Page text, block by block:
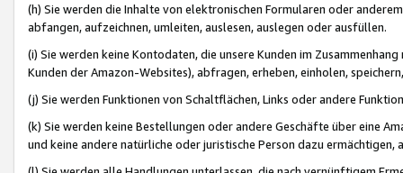
(h) Sie werden die Inhalte von elektronischen Formularen oder
abfangen, aufzeichnen, umleiten, auslesen, auslegen oder ausfüllen.
(i) Sie werden keine Kontodaten, die unsere Kunden im
Kunden der Amazon-Websites), abfragen, erheben, einholen,
(j) Sie werden Funktionen von Schaltflächen, Links oder andere
(k) Sie werden keine Bestellungen oder andere Geschäfte über eine
und keine andere natürliche oder juristische Person dazu